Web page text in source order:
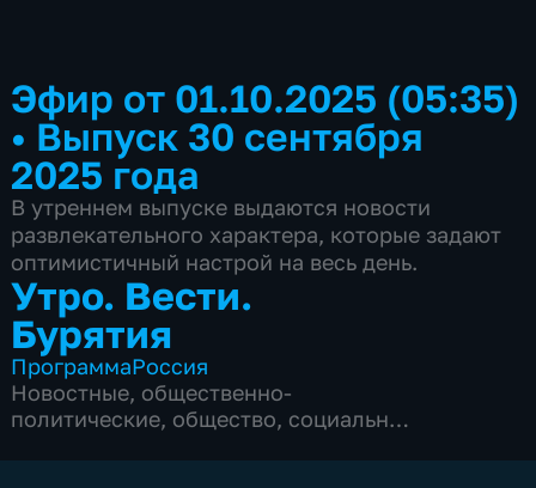
Эфир от 01.10.2025 (05:35)
• Выпуск 30 сентября
2025 года
В утреннем выпуске выдаются новости
развлекательного характера, которые задают
оптимистичный настрой на весь день.
Утро. Вести.
Бурятия
ПрограммаРоссия
Новостные, общественно-
политические, общество, социально-